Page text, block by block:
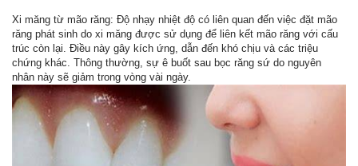
Xi măng từ mão răng: Độ nhạy nhiệt độ có liên quan đến việc đặt mão
răng phát sinh do xi măng được sử dụng để liên kết mão răng với cấu
trúc còn lại. Điều này gây kích ứng, dẫn đến khó chịu và các triệu
chứng khác. Thông thường, sự ê buốt sau bọc răng sứ do nguyên
nhân này sẽ giảm trong vòng vài ngày.